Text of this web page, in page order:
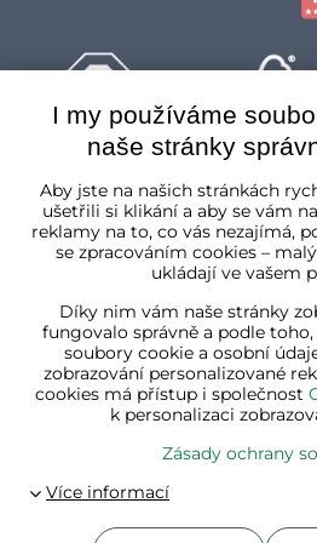
I my používáme
naše stránky
Aby jste na našich stránkách
ušetřili si klikání a aby se vám
reklamy na to, co vás nezajímá,
se zpracováním cookies –
ukládají ve vašem
Díky nim vám naše stránky
fungovalo správně a podle
soubory cookie a osobní
zobrazování personalizované
cookies má přístup i společnost
k personalizaci
Zásady ochrany